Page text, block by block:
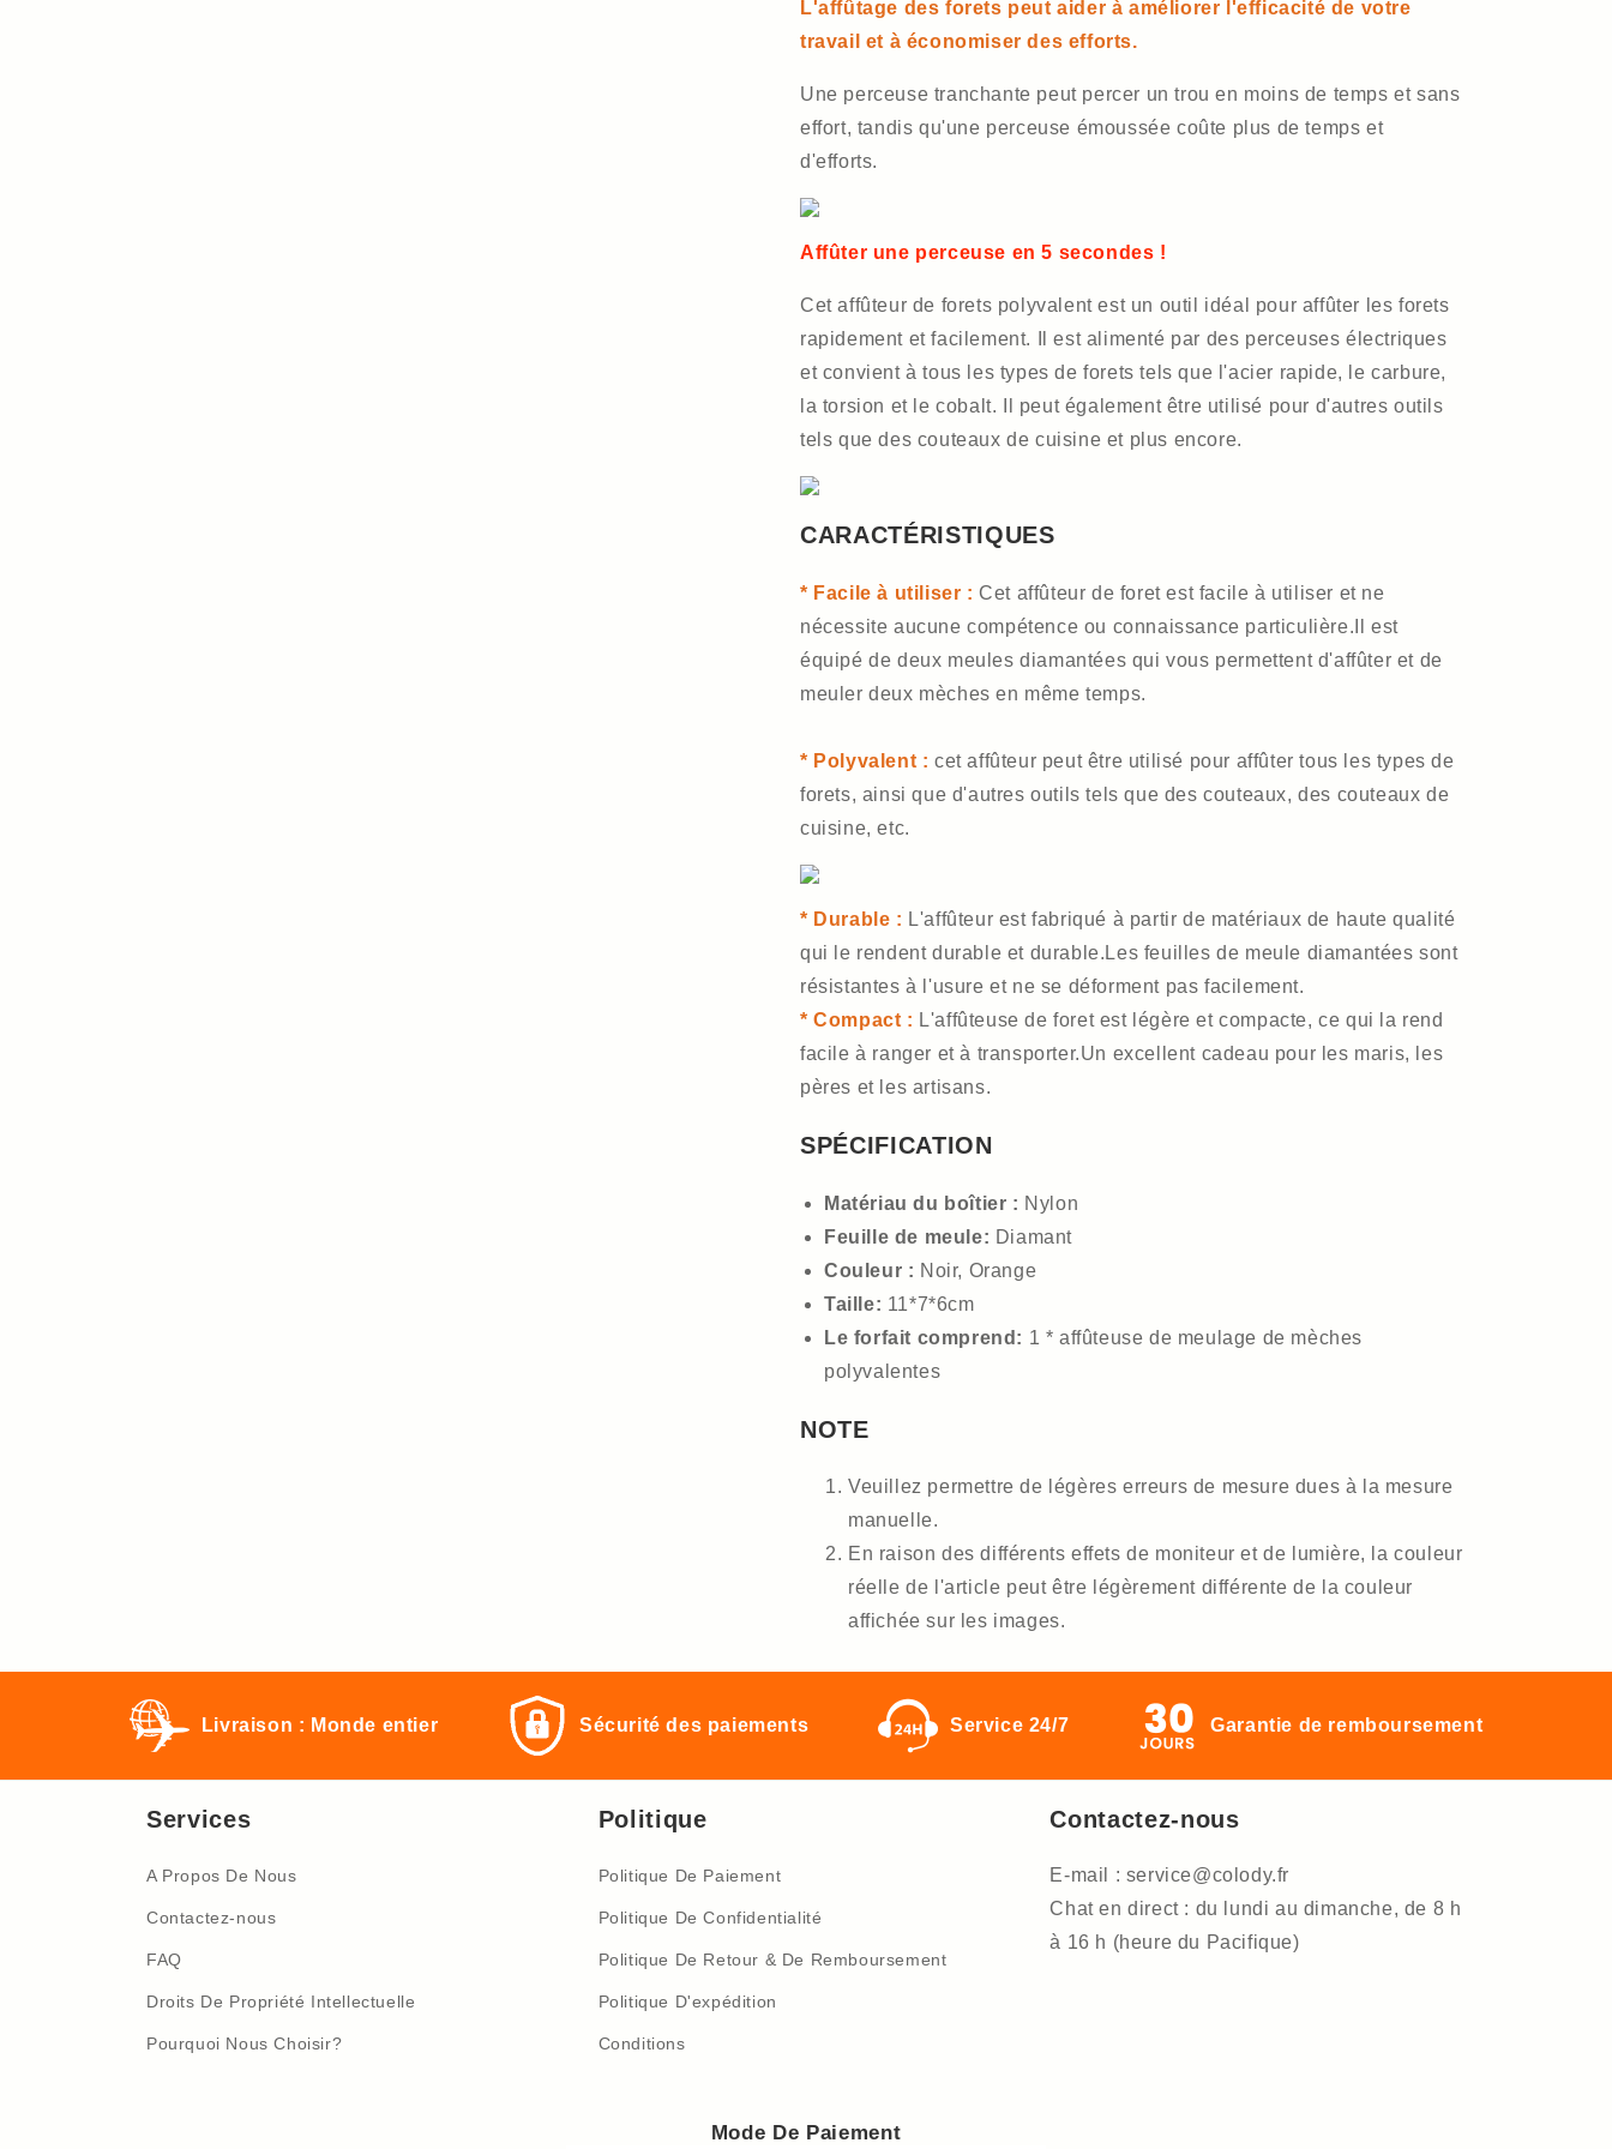
L'affûtage des forets peut aider à améliorer l'efficacité de votre
travail et à économiser des efforts.
Une perceuse tranchante peut percer un trou en moins de temps et sans
effort, tandis qu'une perceuse émoussée coûte plus de temps et
d'efforts.
Affûter une perceuse en 5 secondes !
Cet affûteur de forets polyvalent est un outil idéal pour affûter les forets
rapidement et facilement. Il est alimenté par des perceuses électriques
et convient à tous les types de forets tels que l'acier rapide, le carbure,
la torsion et le cobalt. Il peut également être utilisé pour d'autres outils
tels que des couteaux de cuisine et plus encore.
CARACTÉRISTIQUES
* Facile à utiliser : Cet affûteur de foret est facile à utiliser et ne
nécessite aucune compétence ou connaissance particulière.Il est
équipé de deux meules diamantées qui vous permettent d'affûter et de
meuler deux mèches en même temps.
* Polyvalent : cet affûteur peut être utilisé pour affûter tous les types de
forets, ainsi que d'autres outils tels que des couteaux, des couteaux de
cuisine, etc.
* Durable : L'affûteur est fabriqué à partir de matériaux de haute qualité
qui le rendent durable et durable.Les feuilles de meule diamantées sont
résistantes à l'usure et ne se déforment pas facilement.
* Compact : L'affûteuse de foret est légère et compacte, ce qui la rend
facile à ranger et à transporter.Un excellent cadeau pour les maris, les
pères et les artisans.
SPÉCIFICATION
Matériau du boîtier : Nylon
Feuille de meule: Diamant
Couleur : Noir, Orange
Taille: 11*7*6cm
Le forfait comprend: 1 * affûteuse de meulage de mèches
polyvalentes
NOTE
Veuillez permettre de légères erreurs de mesure dues à la mesure
manuelle.
En raison des différents effets de moniteur et de lumière, la couleur
réelle de l'article peut être légèrement différente de la couleur
affichée sur les images.
Livraison : Monde entier Sécurité des paiements Service 24/7 Garantie de remboursement
Services
A Propos De Nous
Contactez-nous
FAQ
Droits De Propriété Intellectuelle
Pourquoi Nous Choisir?
Politique
Politique De Paiement
Politique De Confidentialité
Politique De Retour & De Remboursement
Politique D'expédition
Conditions
Contactez-nous
E-mail : service@colody.fr
Chat en direct : du lundi au dimanche, de 8 h
à 16 h (heure du Pacifique)
Mode De Paiement